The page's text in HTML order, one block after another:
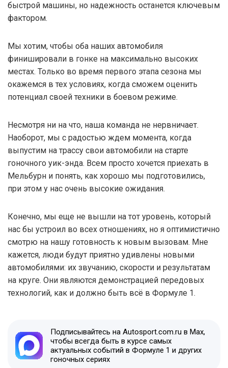
быстрой машины, но надежность останется ключевым
фактором.
Мы хотим, чтобы оба наших автомобиля
финишировали в гонке на максимально высоких
местах. Только во время первого этапа сезона мы
окажемся в тех условиях, когда сможем оценить
потенциал своей техники в боевом режиме.
Несмотря ни на что, наша команда не нервничает.
Наоборот, мы с радостью ждем момента, когда
выпустим на трассу свои автомобили на старте
гоночного уик-энда. Всем просто хочется приехать в
Мельбурн и понять, как хорошо мы подготовились,
при этом у нас очень высокие ожидания.
Конечно, мы еще не вышли на тот уровень, который
нас бы устроил во всех отношениях, но я оптимистично
смотрю на нашу готовность к новым вызовам. Мне
кажется, люди будут приятно удивлены новыми
автомобилями: их звучанию, скорости и результатам
на круге. Они являются демонстрацией передовых
технологий, как и должно быть всё в Формуле 1.
Подписывайтесь на Autosport.com.ru в Max,
чтобы всегда быть в курсе самых
актуальных событий в Формуле 1 и других
гоночных сериях